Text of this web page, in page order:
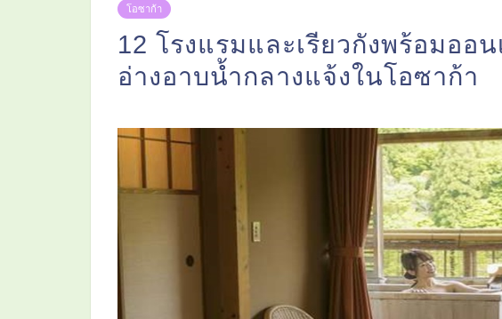
โอซาก้า
12 โรงแรมและเรียวกังพร้อมออ
อ่างอาบน้ำกลางแจ้งในโอซาก้า